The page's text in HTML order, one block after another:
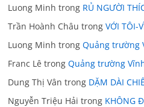
Luong Minh trong RỦ NGƯỜI
Trần Hoành Châu trongVỚI TÔI-
Luong Minh trongQuảng trường
Franc Lê trongQuảng trường
Dung Thị Vân trong DẶM DÀI
Nguyễn Triệu Hải trong KHÔNG